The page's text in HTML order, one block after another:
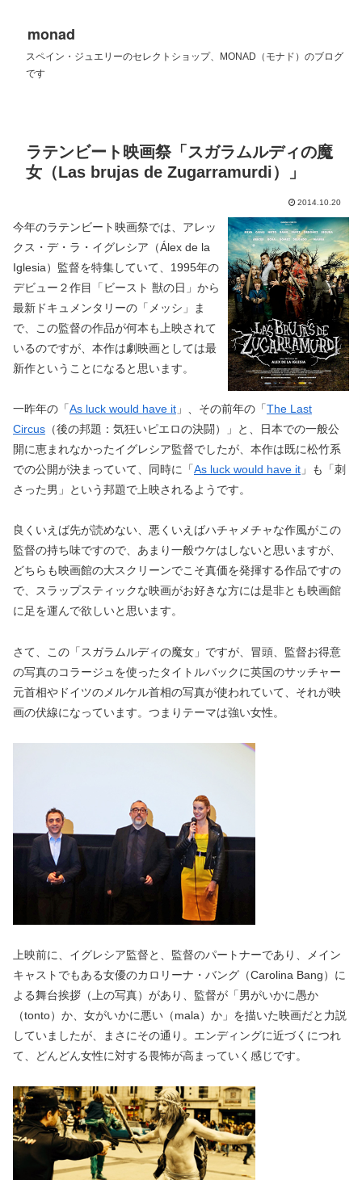
monad
スペイン・ジュエリーのセレクトショップ、MONAD（モナド）のブログ
です
ラテンビート映画祭「スガラムルディの魔
女（Las brujas de Zugarramurdi）」
2014.10.20
今年のラテンビート映画祭では、アレッ
クス・デ・ラ・イグレシア（Álex de la
Iglesia）監督を特集していて、1995年の
デビュー２作目「ビースト 獣の日」から
最新ドキュメンタリーの「メッシ」ま
で、この監督の作品が何本も上映されて
いるのですが、本作は劇映画としては最
新作ということになると思います。
一昨年の「As luck would have it 」、その前年の「The Last
Circus （後の邦題：気狂いピエロの決闘）」と、日本での一般公
開に恵まれなかったイグレシア監督でしたが、本作は既に松竹系
での公開が決まっていて、同時に「As luck would have it 」も「刺
さった男」という邦題で上映されるようです。
良くいえば先が読めない、悪くいえばハチャメチャな作風がこの
監督の持ち味ですので、あまり一般ウケはしないと思いますが、
どちらも映画館の大スクリーンでこそ真価を発揮する作品ですの
で、スラップスティックな映画がお好きな方には是非とも映画館
に足を運んで欲しいと思います。
さて、この「スガラムルディの魔女」ですが、冒頭、監督お得意
の写真のコラージュを使ったタイトルバックに英国のサッチャー
元首相やドイツのメルケル首相の写真が使われていて、それが映
画の伏線になっています。つまりテーマは強い女性。
上映前に、イグレシア監督と、監督のパートナーであり、メイン
キャストでもある女優のカロリーナ・バング（Carolina Bang）に
よる舞台挨拶（上の写真）があり、監督が「男がいかに愚か
（tonto）か、女がいかに悪い（mala）か」を描いた映画だと力説
していましたが、まさにその通り。エンディングに近づくにつれ
て、どんどん女性に対する畏怖が高まっていく感じです。